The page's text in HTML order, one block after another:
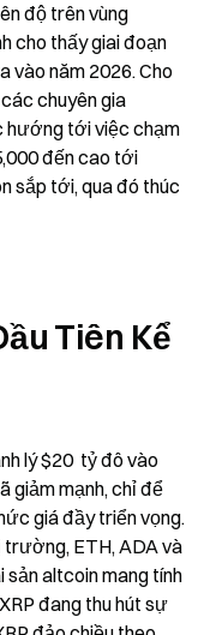
độ trên vùng
cho thấy giai đoạn
vào năm 2026. Cho
chuyên gia
hướng tới việc chạm
đến cao tới
sắp tới, qua đó thúc
Tiên Kể
lý $20  tỷ đô vào
giảm mạnh, chỉ để
giá đầy triển vọng.
trường, ETH, ADA và
altcoin mang tính
đang thu hút sự